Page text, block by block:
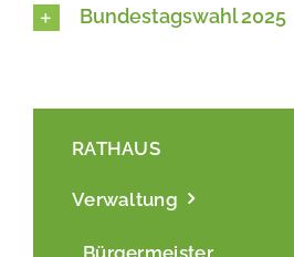
RATHAUS
Verwaltung
Bundestagswahl 2025